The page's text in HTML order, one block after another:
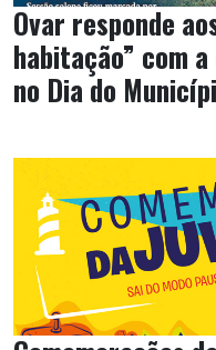
Ovar responde
habitação” com
no Dia do